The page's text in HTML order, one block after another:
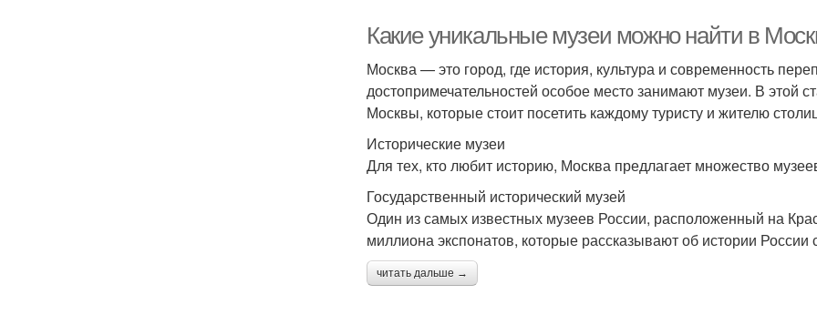
Какие уникальные музеи можно найти в
Москва — это город, где история, культура и современность
достопримечательностей особое место занимают музеи. В этой
Москвы, которые стоит посетить каждому туристу и жителю
Исторические музеи
Для тех, кто любит историю, Москва предлагает множество
Государственный исторический музей
Один из самых известных музеев России, расположенный на
миллиона экспонатов, которые рассказывают об истории
читать дальше →